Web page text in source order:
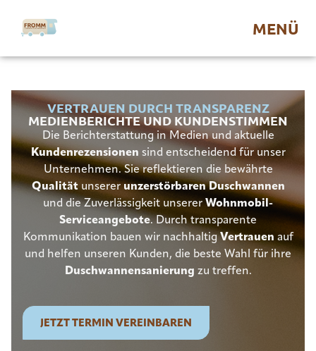
MENÜ
VERTRAUEN DURCH TRANSPARENZ
MEDIENBERICHTE UND KUNDENSTIMMEN
Die Berichterstattung in Medien und aktuelle
Kundenrezensionen sind entscheidend für unser
Unternehmen. Sie reflektieren die bewährte
Qualitätunsererunzerstörbaren Duschwannen
und die Zuverlässigkeit unsererWohnmobil-
Serviceangebote. Durch transparente
Kommunikation bauen wir nachhaltigVertrauen auf
und helfen unseren Kunden, die beste Wahl für ihre
Duschwannensanierung zu treffen.
JETZT TERMIN VEREINBAREN